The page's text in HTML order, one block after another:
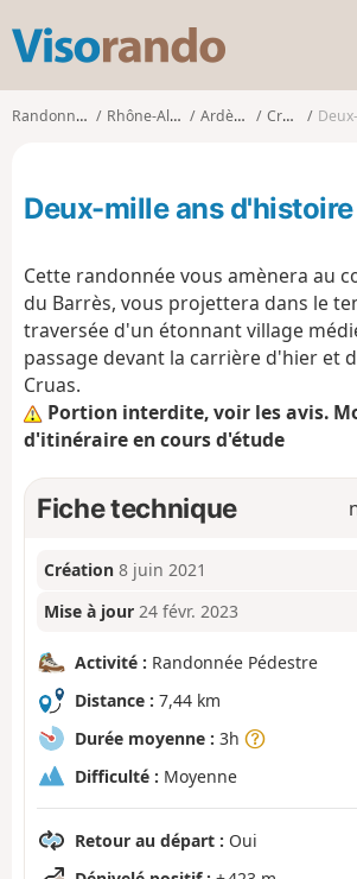
s
o
d
Randonnées Rhône-Alpes Ardèche Cruas Deux-
Deux-mille ans
Cette randonnée vous amènera au
du Barrès, vous projettera dans le
traversée d'un étonnant village
passage devant la carrière d'hier et
Cruas.
Portion interdite, voir les avis.
d'itinéraire en cours d'étude
Fiche technique
Création 8 juin 2021
Mise à jour 24 févr. 2023
Activité : Randonnée Pédestre
Distance : 7,44 km
Durée moyenne : 3h
Difficulté : Moyenne
Retour au départ : Oui